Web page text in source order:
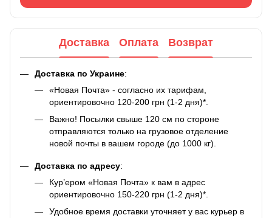
Доставка Оплата Возврат
Доставка по Украине:
«Новая Почта» - согласно их тарифам,
ориентировочно 120-200 грн (1-2 дня)*.
Важно! Посылки свыше 120 см по стороне
отправляются только на грузовое отделение
новой почты в вашем городе (до 1000 кг).
Доставка по адресу:
Кур’ером «Новая Почта» к вам в адрес
ориентировочно 150-220 грн (1-2 дня)*.
Удобное время доставки уточняет у вас курьер в